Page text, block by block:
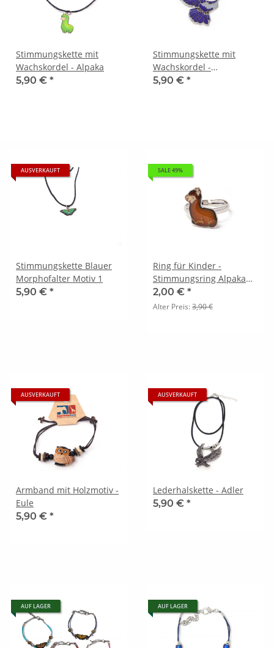
Stimmungskette mit
Wachskordel - Alpaka
5,90 € *
Stimmungskette mit
Wachskordel -
Schleiereule
5,90 € *
AUSVERKAUFT
Stimmungskette Blauer
Morphofalter Motiv 1
5,90 € *
SALE 49%
Ring für Kinder -
Stimmungsring Alpaka
liegend
2,00 € *
Alter Preis:3,90 €
AUSVERKAUFT
Armband mit Holzmotiv -
Eule
5,90 € *
AUSVERKAUFT
Lederhalskette - Adler
5,90 € *
AUF LAGER AUF LAGER